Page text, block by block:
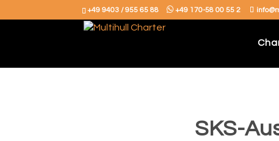
+49 9403 / 955 65 88 +49 170-58 00 55 2
SKS-